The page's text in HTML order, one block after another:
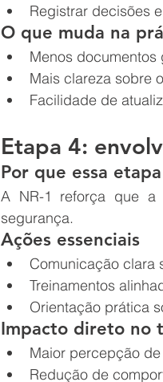
Registrar decisões
O que muda na
Menos documentos
Mais clareza sobre
Facilidade de
Etapa 4:
Por que essa
A NR-1 reforça que a
segurança.
Ações essenciais
Comunicação clara
Treinamentos
Orientação prática
Impacto direto no
Maior percepção
Redução de